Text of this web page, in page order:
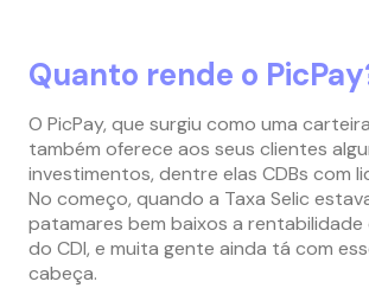
Quanto rende o
O PicPay, que surgiu como uma
também oferece aos seus clientes
investimentos, dentre elas CDBs com
No começo, quando a Taxa Selic
patamares bem baixos a rentabilidade
do CDI, e muita gente ainda tá com
cabeça.